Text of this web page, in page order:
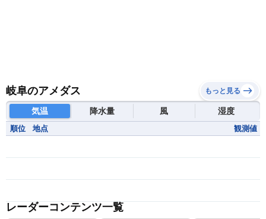
岐阜のアメダス もっと見る
気温 降水量 風 湿度
順位 地点 観測値
レーダーコンテンツ一覧